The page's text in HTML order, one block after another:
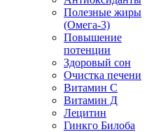
Полезные жиры
(Омега-3)
Повышение
потенции
Здоровый сон
Очистка печени
Витамин С
Витамин Д
Лецитин
Гинкго Билоба